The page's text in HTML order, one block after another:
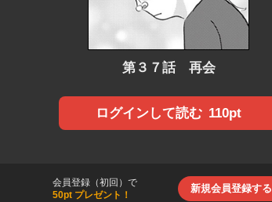
第３７話 再会
ログインして読む 110pt
会員登録（初回）で
50pt プレゼント！
新規会員登録する